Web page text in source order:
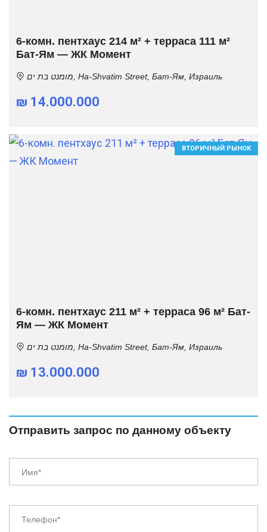
6-комн. пентхаус 214 м² + терраса 111 м²
Бат-Ям — ЖК Момент
מומנט בת ים, Ha-Shvatim Street, Бат-Ям, Израиль
₪ 14.000.000
ВТОРИЧНЫЙ РЫНОК
6-комн. пентхаус 211 м² + терраса 96 м² Бат-
Ям — ЖК Момент
מומנט בת ים, Ha-Shvatim Street, Бат-Ям, Израиль
₪ 13.000.000
Отправить запрос по данному объекту